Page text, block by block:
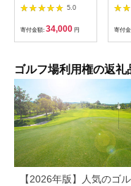
[BBEC002]ゴルフ倶
楽部大樹 瀬戸店
5.0
寄付金額: 34,000 円
ゴ
寄付
ゴルフ場利用権の返
【2026年版】人気のゴ